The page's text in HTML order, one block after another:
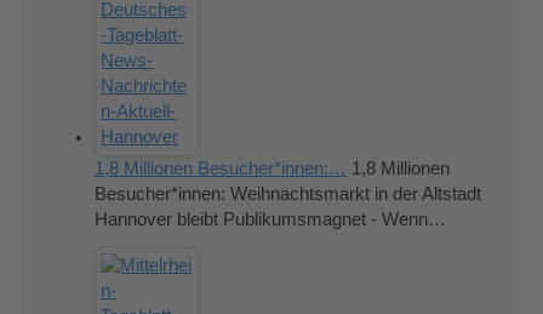
1,8 Millionen Besucher*innen:… 1,8 Millionen
Besucher*innen: Weihnachtsmarkt in der Altstadt
Hannover bleibt Publikumsmagnet - Wenn…